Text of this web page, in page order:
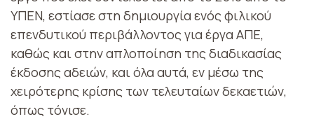
ΥΠΕΝ, εστίασε στη δημιουργία ενός φιλικού
επενδυτικού περιβάλλοντος για έργα ΑΠΕ,
καθώς και στην απλοποίηση της διαδικασίας
έκδοσης αδειών, και όλα αυτά, εν μέσω της
χειρότερης κρίσης των τελευταίων δεκαετιών,
όπως τόνισε.